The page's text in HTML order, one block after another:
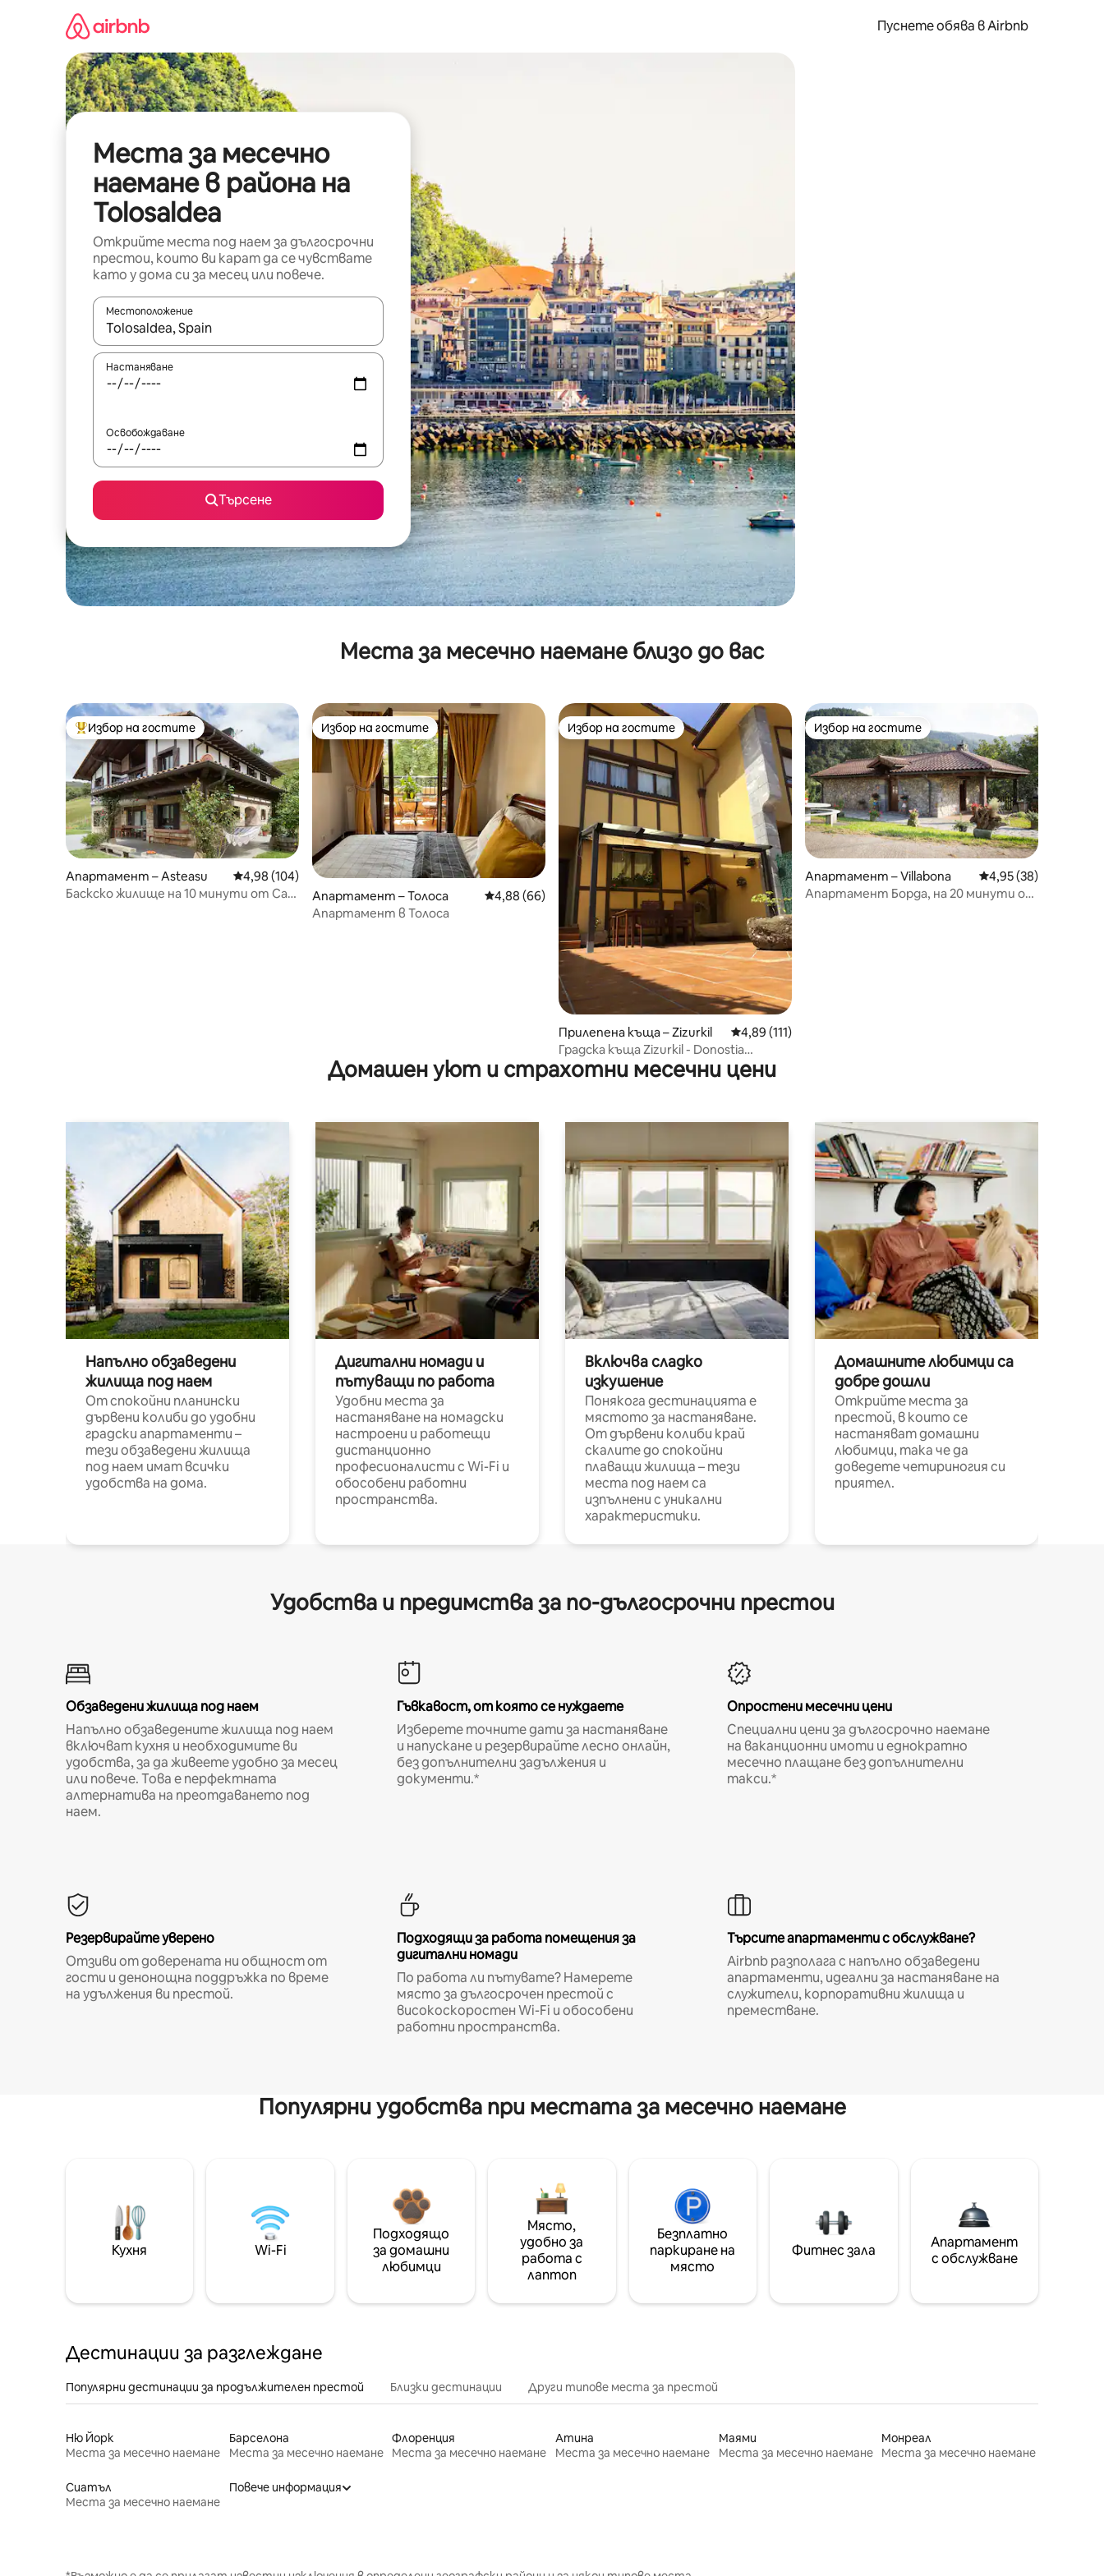
съдържанието
Пуснете обява в Airbnb
Места за месечно
наемане в района на
Tolosaldea
Открийте места под наем за дългосрочни
престои, които ви карат да се чувствате
като у дома си за месец или повече.
Местоположение
Когато резултатите се покажат, използвайте клавишите със стрелки нагоре и надолу или навигирайте с докосване или плъзгане.
Настаняване
Освобождаване
Търсене
Места за месечно наемане близо до вас
Най-популярен избор на гостите
Избор на гостите
Апартамент – Asteasu Средна оценка: 4,98 от 5, 104 отзива
4,98 (104)
Баскско жилище на 10 минути от Сан
Избор на гостите
Избор на гостите
Апартамент – Толоса Средна оценка: 4,88 от 5, 66 отзива
4,88 (66)
Апартамент в Толоса
Избор на гостите
Избор на гостите
Прилепена къща – Zizurkil Средна оценка: 4,89 от 5, 111 отзива
4,89 (111)
Градска къща Zizurkil - Donostia
ESS02215
Избор на гостите
Избор на гостите
Апартамент – Villabona Средна оценка:
4,95 (38)
Апартамент Борда, на 20 минути от
Домашен уют и страхотни месечни цени
Напълно обзаведени
жилища под наем
От спокойни планински
дървени колиби до удобни
градски апартаменти –
тези обзаведени жилища
под наем имат всички
удобства на дома.
Дигитални номади и
пътуващи по работа
Удобни места за
настаняване на номадски
настроени и работещи
дистанционно
професионалисти с Wi-Fi и
обособени работни
пространства.
Включва сладко
изкушение
Понякога дестинацията е
мястото за настаняване.
От дървени колиби край
скалите до спокойни
плаващи жилища – тези
места под наем са
изпълнени с уникални
характеристики.
Домашните любимци са
добре дошли
Открийте места за
престой, в които се
настаняват домашни
любимци, така че да
доведете четириногия си
приятел.
Удобства и предимства за по-дългосрочни престои
Обзаведени жилища под наем
Напълно обзаведените жилища под наем
включват кухня и необходимите ви
удобства, за да живеете удобно за месец
или повече. Това е перфектната
алтернатива на преотдаването под
наем.
Гъвкавост, от която се нуждаете
Изберете точните дати за настаняване
и напускане и резервирайте лесно онлайн,
без допълнителни задължения и
документи.*
Опростени месечни цени
Специални цени за дългосрочно наемане
на ваканционни имоти и еднократно
месечно плащане без допълнителни
такси.*
Резервирайте уверено
Отзиви от доверената ни общност от
гости и денонощна поддръжка по време
на удължения ви престой.
Подходящи за работа помещения за
дигитални номади
По работа ли пътувате? Намерете
място за дългосрочен престой с
високоскоростен Wi-Fi и обособени
работни пространства.
Търсите апартаменти с обслужване?
Airbnb разполага с напълно обзаведени
апартаменти, идеални за настаняване на
служители, корпоративни жилища и
преместване.
Популярни удобства при местата за месечно наемане
Кухня Wi-Fi
Подходящо
за домашни
любимци
Място,
удобно за
работа с
лаптоп
Безплатно
паркиране на
място
Фитнес зала
Апартамент
с обслужване
Дестинации за разглеждане
Популярни дестинации за продължителен престой Близки дестинации Други типове места за престой
Ню Йорк
Места за месечно наемане
Барселона
Места за месечно наемане
Флоренция
Места за месечно наемане
Атина
Места за месечно наемане
Маями
Места за месечно наемане
Монреал
Места за месечно наемане
Сиатъл
Места за месечно наемане
Повече информация